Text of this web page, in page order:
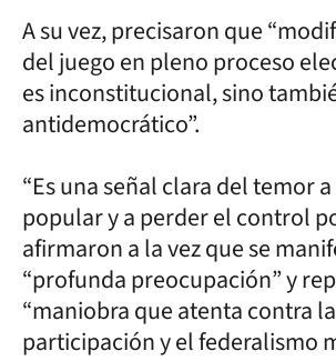
A su vez, precisaron que
del juego en pleno proceso
es inconstitucional, sino
antidemocrático”.
“Es una señal clara del temor
popular y a perder el control
afirmaron a la vez que se
“profunda preocupación” y
“maniobra que atenta contra
participación y el federalismo